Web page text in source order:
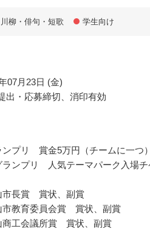
川柳・俳句・短歌 学生向け
07月23日 (金)
出・応募締切、消印有効
ンプリ 賞金5万円（チームに一つ
ランプリ 人気テーマパーク入場チ
市長賞 賞状、副賞
市教育委員会賞 賞状、副賞
商工会議所賞 賞状、副賞